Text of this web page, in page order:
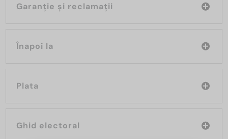
Garanție și reclamații
Înapoi la
Plata
Ghid electoral